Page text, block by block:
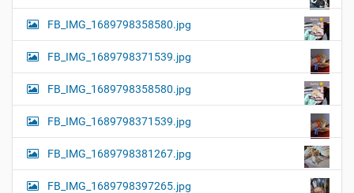
FB_IMG_1689798358580.jpg
FB_IMG_1689798371539.jpg
FB_IMG_1689798358580.jpg
FB_IMG_1689798371539.jpg
FB_IMG_1689798381267.jpg
FB_IMG_1689798397265.jpg